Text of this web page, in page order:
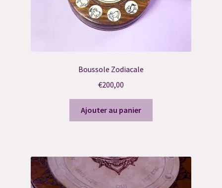
Boussole Zodiacale
€200,00
Ajouter au panier